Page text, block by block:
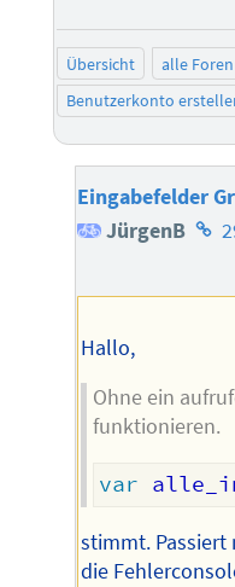
Übersicht alle Foren
Benutzerkonto
Eingabefelder
JürgenB
Hallo,
Ohne ein
funktionieren.
var
stimmt.
die